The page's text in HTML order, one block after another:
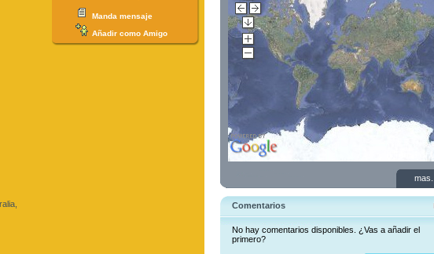
Manda mensaje
Añadir como Amigo
mas...
Comentarios
No hay comentarios disponibles. ¿Vas a añadir el
primero?